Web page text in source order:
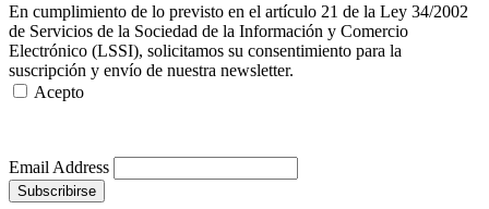
En cumplimiento de lo previsto en el artículo 21 de la Ley 34/2002
de Servicios de la Sociedad de la Información y Comercio
Electrónico (LSSI), solicitamos su consentimiento para la
suscripción y envío de nuestra newsletter.
Acepto
Email Address